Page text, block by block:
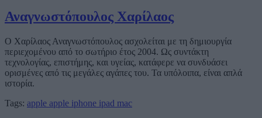
Αναγνωστόπουλος Χαρίλαος
Ο Χαρίλαος Αναγνωστόπουλος ασχολείται με τη δημιουργία
περιεχομένου από το σωτήριο έτος 2004. Ως συντάκτη
τεχνολογίας, επιστήμης, και υγείας, κατάφερε να συνδυάσει
ορισμένες από τις μεγάλες αγάπες του. Τα υπόλοιπα, είναι απλά
ιστορία.
Tags: apple apple iphone ipad mac